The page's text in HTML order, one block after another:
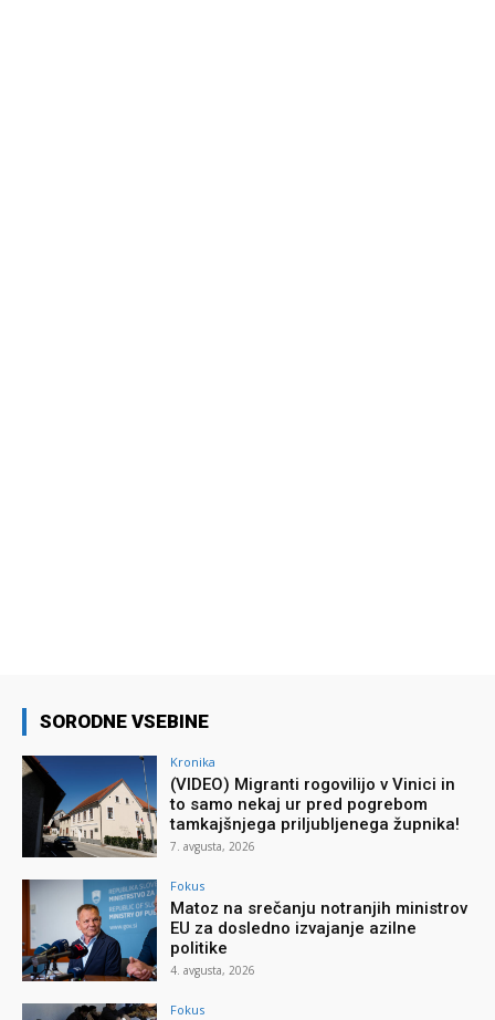
SORODNE VSEBINE
Kronika
(VIDEO) Migranti rogovilijo v Vinici in
to samo nekaj ur pred pogrebom
tamkajšnjega priljubljenega župnika!
7. avgusta, 2026
Fokus
Matoz na srečanju notranjih ministrov
EU za dosledno izvajanje azilne
politike
4. avgusta, 2026
Fokus